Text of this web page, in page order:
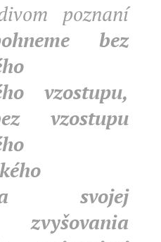
poznaní
bez
vzostupu,
vzostupu
svojej